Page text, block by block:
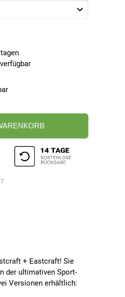
+ Eastcraft! Sie
der ultimativen Sport-
Versionen erhältlich: